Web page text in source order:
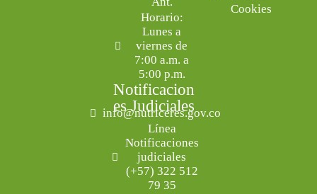
Horario:
Lunes a
viernes de
7:00 a.m. a
5:00 p.m.
Notificacion
es Judiciales
info@nutriceres.gov.co
Línea
Notificaciones
judiciales
(+57) 322 512
79 35
Cookies